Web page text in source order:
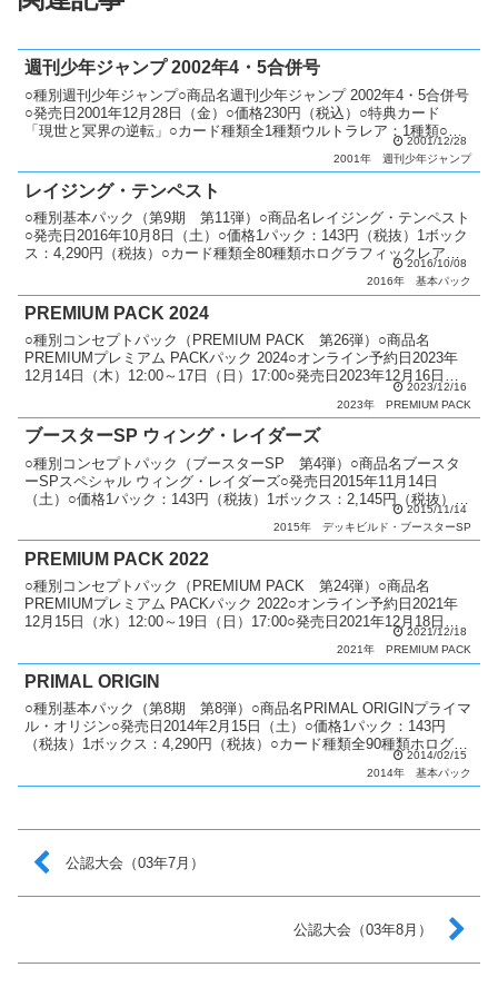
週刊少年ジャンプ 2002年4・5合併号
○種別週刊少年ジャンプ○商品名週刊少年ジャンプ 2002年4・5合併号
○発売日2001年12月28日（金）○価格230円（税込）○特典カード
「現世と冥界の逆転」○カード種類全1種類ウルトラレア：1種類○カ
2001/12/28
2001年
週刊少年ジャンプ
レイジング・テンペスト
○種別基本パック（第9期 第11弾）○商品名レイジング・テンペスト
○発売日2016年10月8日（土）○価格1パック：143円（税抜）1ボック
ス：4,290円（税抜）○カード種類全80種類ホログラフィックレア：1
2016/10/08
2016年
基本パック
PREMIUM PACK 2024
○種別コンセプトパック（PREMIUM PACK 第26弾）○商品名
PREMIUMプレミアム PACKパック 2024○オンライン予約日2023年
12月14日（木）12:00～17日（日）17:00○発売日2023年12月16日
2023/12/16
2023年
PREMIUM PACK
ブースターSP ウィング・レイダーズ
○種別コンセプトパック（ブースターSP 第4弾）○商品名ブースタ
ーSPスペシャル ウィング・レイダーズ○発売日2015年11月14日
（土）○価格1パック：143円（税抜）1ボックス：2,145円（税抜）○
2015/11/14
2015年
デッキビルド・ブースターSP
PREMIUM PACK 2022
○種別コンセプトパック（PREMIUM PACK 第24弾）○商品名
PREMIUMプレミアム PACKパック 2022○オンライン予約日2021年
12月15日（水）12:00～19日（日）17:00○発売日2021年12月18日
2021/12/18
2021年
PREMIUM PACK
PRIMAL ORIGIN
○種別基本パック（第8期 第8弾）○商品名PRIMAL ORIGINプライマ
ル・オリジン○発売日2014年2月15日（土）○価格1パック：143円
（税抜）1ボックス：4,290円（税抜）○カード種類全90種類ホログラ
2014/02/15
2014年
基本パック
公認大会（03年7月）
公認大会（03年8月）